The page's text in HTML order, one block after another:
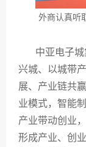
外商认真听
中亚电子
兴城、以城带
展、产业链共
业模式，智能
产业带动创业
形成产业、创